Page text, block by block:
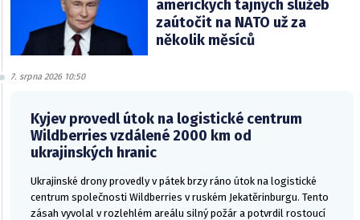
amerických tajných služeb
zaútočit na NATO už za
několik měsíců
7. srpna 2026 10:50
Kyjev provedl útok na logistické centrum
Wildberries vzdálené 2000 km od
ukrajinských hranic
Ukrajinské drony provedly v pátek brzy ráno útok na logistické
centrum společnosti Wildberries v ruském Jekatěrinburgu. Tento
zásah vyvolal v rozlehlém areálu silný požár a potvrdil rostoucí